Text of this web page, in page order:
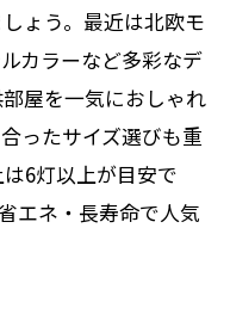
ょう。最近は北欧モ
カラーなど多彩なデ
屋を一気におしゃれ
ったサイズ選びも重
6灯以上が目安で
エネ・長寿命で人気